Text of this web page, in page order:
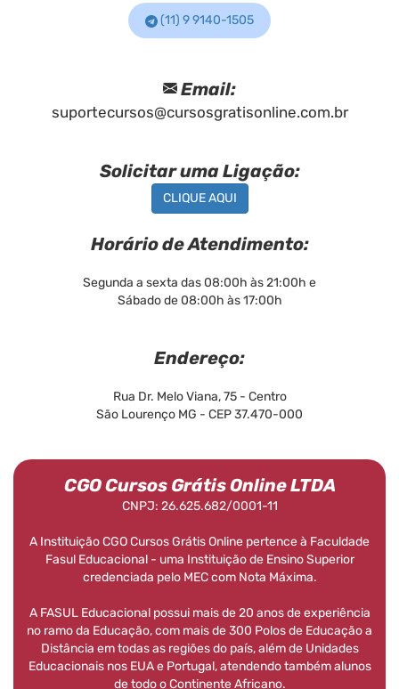
(11) 9 9140-1505
Email:
suportecursos@cursosgratisonline.com.br
Solicitar uma Ligação:
CLIQUE AQUI
Horário de Atendimento:
Segunda a sexta das 08:00h às 21:00h e
Sábado de 08:00h às 17:00h
Endereço:
Rua Dr. Melo Viana, 75 - Centro
São Lourenço MG - CEP 37.470-000
CGO Cursos Grátis Online LTDA
CNPJ: 26.625.682/0001-11
A Instituição CGO Cursos Grátis Online pertence à Faculdade
Fasul Educacional - uma Instituição de Ensino Superior
credenciada pelo MEC com Nota Máxima.
A FASUL Educacional possui mais de 20 anos de experiência
no ramo da Educação, com mais de 300 Polos de Educação a
Distância em todas as regiões do país, além de Unidades
Educacionais nos EUA e Portugal, atendendo também alunos
de todo o Continente Africano.